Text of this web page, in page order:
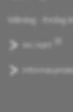
Måndag - fredag
Vis i kart